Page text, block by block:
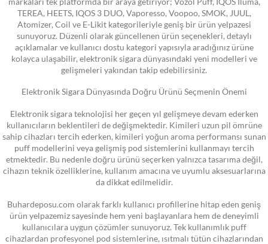
TEREA, HEETS, IQOS 3 DUO, Vaporesso, Voopoo, SMOK, JUUL,
Atomizer, Coil ve E-Likit kategorileriyle geniş bir ürün yelpazesi
sunuyoruz. Düzenli olarak güncellenen ürün seçenekleri, detaylı
açıklamalar ve kullanıcı dostu kategori yapısıyla aradığınız ürüne
kolayca ulaşabilir, elektronik sigara dünyasındaki yeni modelleri ve
gelişmeleri yakından takip edebilirsiniz.
Elektronik Sigara Dünyasında Doğru Ürünü Seçmenin Önemi
Elektronik sigara teknolojisi her geçen yıl gelişmeye devam ederken
kullanıcıların beklentileri de değişmektedir. Kimileri uzun pil ömrüne
sahip cihazları tercih ederken, kimileri yoğun aroma performansı sunan
puff modellerini veya gelişmiş pod sistemlerini kullanmayı tercih
etmektedir. Bu nedenle doğru ürünü seçerken yalnızca tasarıma değil,
cihazın teknik özelliklerine, kullanım amacına ve uyumlu aksesuarlarına
da dikkat edilmelidir.
Buhardeposu.com olarak farklı kullanıcı profillerine hitap eden geniş
ürün yelpazemiz sayesinde hem yeni başlayanlara hem de deneyimli
kullanıcılara uygun çözümler sunuyoruz. Tek kullanımlık puff
cihazlardan profesyonel pod sistemlerine, ısıtmalı tütün cihazlarından